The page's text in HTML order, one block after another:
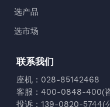
选产品
选市场
联系我们
座机：028-85142468
客服：400-0848-400(
投诉：139-0820-5744(